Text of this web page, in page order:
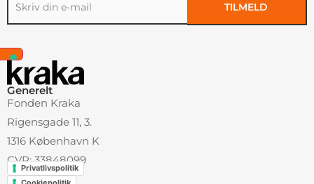
TILMELD
Generelt
Fonden Kraka
Rigensgade 11, 3.
1316 København K
CVR: 33848099
Privatlivspolitik